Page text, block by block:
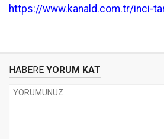
https://www.kanald.com.tr/inci-
HABERE YORUM KAT